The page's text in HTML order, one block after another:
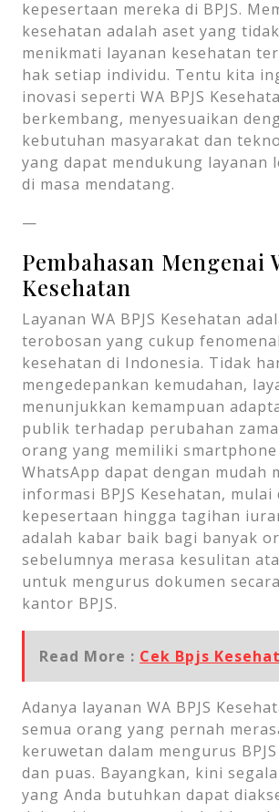
kepesertaan mereka di BPJS.
kesehatan adalah aset yang
menikmati layanan kesehatan
hak setiap individu. Tentu kita
inovasi seperti WA BPJS
berkembang, menyesuaikan
kebutuhan masyarakat dan
yang dapat mendukung layanan
di masa mendatang.
—
Pembahasan Mengenai
Kesehatan
Layanan WA BPJS Kesehatan
terobosan yang cukup
kesehatan di Indonesia. Tidak
mengedepankan kemudahan,
menunjukkan kemampuan
publik terhadap perubahan
orang yang memiliki
WhatsApp dapat dengan mudah
informasi BPJS Kesehatan,
kepesertaan hingga tagihan
adalah kabar baik bagi banyak
sebelumnya merasa kesulitan
untuk mengurus dokumen
kantor BPJS.
Read More : Cek Bpjs
Adanya layanan WA BPJS
semua orang yang pernah
keruwetan dalam mengurus
dan puas. Bayangkan, kini
yang Anda butuhkan dapat